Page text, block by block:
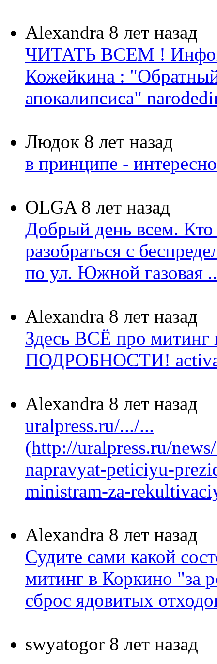
Alexandra 8 лет назад
ЧИТАТЬ ВСЕМ !
Кожейкина : "Обратный
апокалипсиса"
Людок 8 лет назад
в принципе -
OLGA 8 лет назад
Добрый день всем.
разобраться с
по ул. Южной газовая
Alexandra 8 лет назад
Здесь ВСЁ про
ПОДРОБНОСТИ!
Alexandra 8 лет назад
uralpress.ru/.../...
(http://uralpress.ru/
napravyat-peticiyu-
ministram-za-
Alexandra 8 лет назад
Судите сами какой
митинг в Коркино "за
сброс ядовитых
swyatogor 8 лет назад